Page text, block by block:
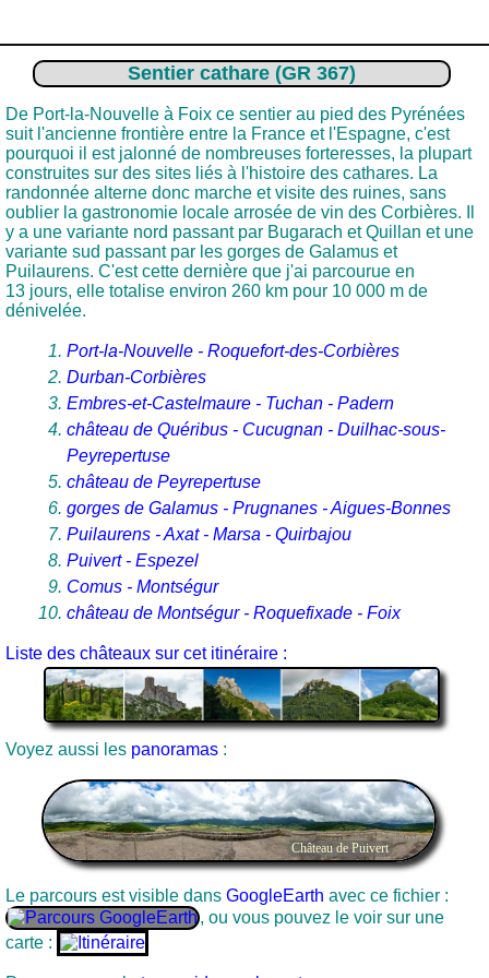
Sentier cathare (GR 367)
De Port-la-Nouvelle à Foix ce sentier au pied des Pyrénées
suit l'ancienne frontière entre la France et l'Espagne, c'est
pourquoi il est jalonné de nombreuses forteresses, la plupart
construites sur des sites liés à l'histoire des cathares. La
randonnée alterne donc marche et visite des ruines, sans
oublier la gastronomie locale arrosée de vin des Corbières. Il
y a une variante nord passant par Bugarach et Quillan et une
variante sud passant par les gorges de Galamus et
Puilaurens. C'est cette dernière que j'ai parcourue en
13 jours, elle totalise environ 260 km pour 10 000 m de
dénivelée.
Port-la-Nouvelle - Roquefort-des-Corbières
Durban-Corbières
Embres-et-Castelmaure - Tuchan - Padern
château de Quéribus - Cucugnan - Duilhac-sous-
Peyrepertuse
château de Peyrepertuse
gorges de Galamus - Prugnanes - Aigues-Bonnes
Puilaurens - Axat - Marsa - Quirbajou
Puivert - Espezel
Comus - Montségur
château de Montségur - Roquefixade - Foix
Liste des châteaux sur cet itinéraire :
Voyez aussi les panoramas :
Château de Puivert
Le parcours est visible dans GoogleEarth avec ce fichier :
, ou vous pouvez le voir sur une
carte :